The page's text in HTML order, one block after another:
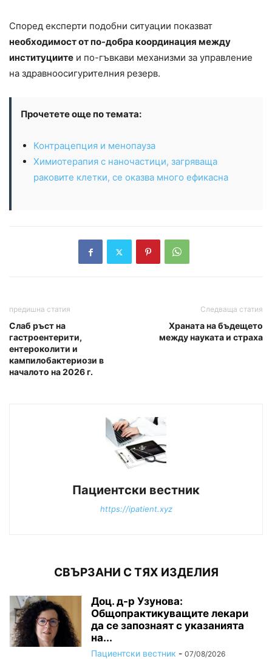
Според експерти подобни ситуации показват
необходимост от по-добра координация между
институциите и по-гъвкави механизми за управление
на здравноосигурителния резерв.
Прочетете още по темата:
Контрацепция и менопауза
Химиотерапия с наночастици, загряваща
раковите клетки, се оказва много ефикасна
предишна статия
Слаб ръст на
гастроентерити,
ентероколити и
кампилобактериози в
началото на 2026 г.
Следваща статия
Храната на бъдещето
между науката и страха
Пациентски вестник
https://ipatient.xyz
СВЪРЗАНИ С ТЯХ ИЗДЕЛИЯ
Доц. д-р Узунова:
Общопрактикуващите лекари
да се запознаят с указанията
на...
Пациентски вестник - 07/08/2026